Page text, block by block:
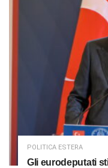
POLITICA ESTERA
Gli eurodeputati